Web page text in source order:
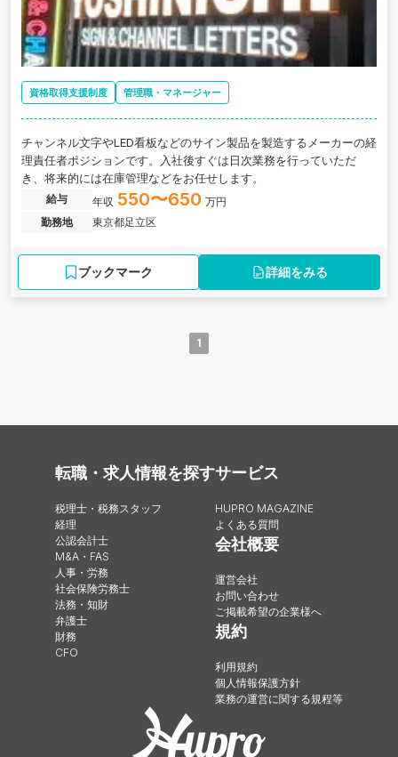
資格取得支援制度 管理職・マネージャー
チャンネル文字やLED看板などのサイン製品を製造するメーカーの経
理責任者ポジションです。入社後すぐは日次業務を行っていただ
き、将来的には在庫管理などをお任せします。
給与 年収 550〜650 万円
勤務地
東京都足立区
ブックマーク 詳細をみる
1
転職・求人情報を探す
税理士・税務スタッフ
経理
公認会計士
M&A・FAS
人事・労務
社会保険労務士
法務・知財
弁護士
財務
CFO
サービス
HUPRO MAGAZINE
よくある質問
会社概要
運営会社
お問い合わせ
ご掲載希望の企業様へ
規約
利用規約
個人情報保護方針
業務の運営に関する規程等